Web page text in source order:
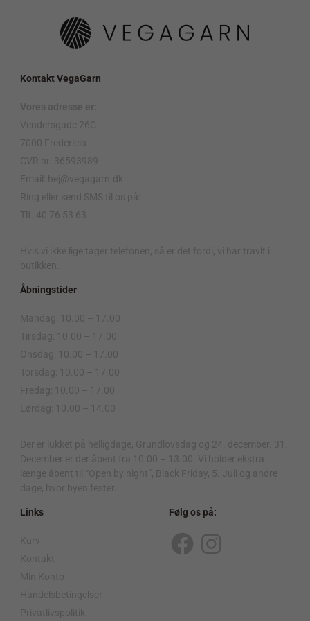
Kontakt VegaGarn
Vores adresse er:
Vendersgade 26C
7000 Fredericia
CVR nr. 36593989
Email: hej@vegagarn.dk
Ring eller send SMS til os på:
Tlf. 40 76 53 63
Hvis vi ikke lige tager telefonen, så er det fordi, vi har travlt i
butikken.
Åbningstider
Mandag: 10.00 – 17.00
Tirsdag: 10.00 – 17.00
Onsdag: 10.00 – 17.00
Torsdag: 10.00 – 17.00
Fredag: 10.00 – 17.00
Lørdag: 10.00 – 14.00
Der er lukket på helligdage, Grundlovsdag og 24. december. 31.
December er der åbent fra 10.00 – 13.00. Vi holder ekstra
længe åbent til “Open by night”, Black Friday, 5. Juli og andre
dage, hvor byen fester.
Links
Kurv
Kontakt
Min Konto
Handelsbetingelser
Privatlivspolitik
Følg os på:
F
I